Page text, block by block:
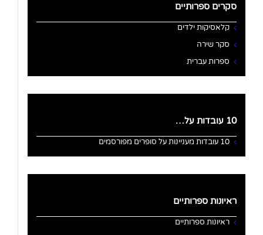
סקרים ספרותיים
קלאסיקות ילדים
סקר שירה
ספרות עברית
10 עובדות על…
10 עובדות מעניינות על סופרים מפורסמים
ראיונות ספרותיים
ראיונות ספרותיים